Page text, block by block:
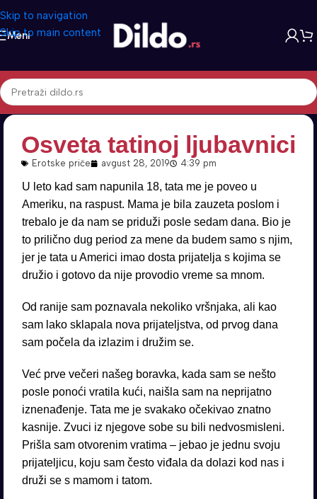
Skip to navigation
Skip to main content
Meni
Osveta tatinoj ljubavnici
Erotske priče avgust 28, 2019 4:39 pm
U leto kad sam napunila 18, tata me je poveo u
Ameriku, na raspust. Mama je bila zauzeta poslom i
trebalo je da nam se priduži posle sedam dana. Bio je
to prilično dug period za mene da budem samo s njim,
jer je tata u Americi imao dosta prijatelja s kojima se
družio i gotovo da nije provodio vreme sa mnom.
Od ranije sam poznavala nekoliko vršnjaka, ali kao
sam lako sklapala nova prijateljstva, od prvog dana
sam počela da izlazim i družim se.
Već prve večeri našeg boravka, kada sam se nešto
posle ponoći vratila kući, naišla sam na neprijatno
iznenađenje. Tata me je svakako očekivao znatno
kasnije. Zvuci iz njegove sobe su bili nedvosmisleni.
Prišla sam otvorenim vratima – jebao je jednu svoju
prijateljicu, koju sam često viđala da dolazi kod nas i
druži se s mamom i tatom.